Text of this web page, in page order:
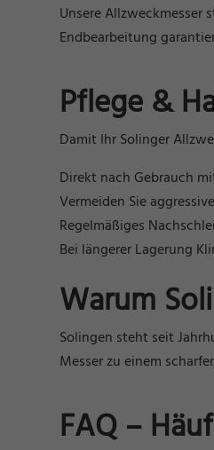
Unsere Allzweckmesser
Endbearbeitung
Pflege &
Damit Ihr Solinger
Direkt nach Gebrauch
Vermeiden Sie
Regelmäßiges
Bei längerer Lagerung
Warum
Solingen steht seit
Messer zu einem
FAQ –